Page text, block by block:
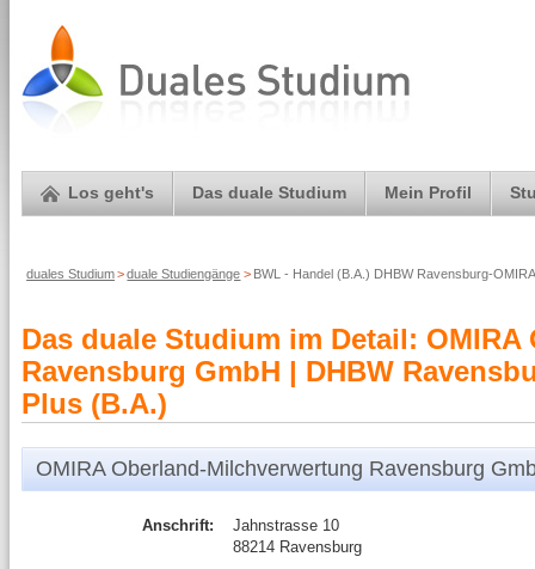
Los geht's Das duale Studium Mein Profil
duales Studium> duale Studiengänge > BWL - Handel (B.A.) DHBW Ravensburg-
Das duale Studium im Detail:
Ravensburg GmbH | DHBW
Plus (B.A.)
OMIRA Oberland-Milchverwertung Ravensburg
Anschrift:
Jahnstrasse 10
88214 Ravensburg